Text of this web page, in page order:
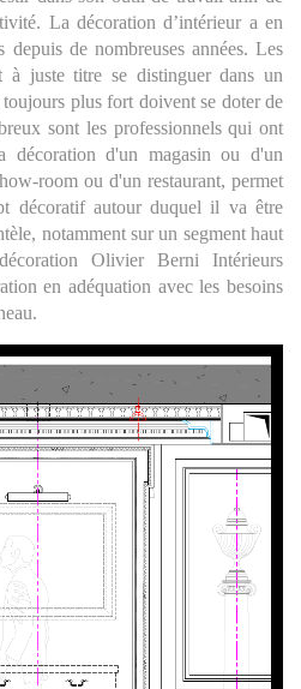
La décoration d’intérieur a en
de nombreuses années. Les
à juste titre se distinguer dans un
plus fort doivent se doter de
sont les professionnels qui ont
décoration d'un magasin ou d'un
room ou d'un restaurant, permet
décoratif autour duquel il va être
notamment sur un segment haut
Olivier Berni Intérieurs
en adéquation avec les besoins